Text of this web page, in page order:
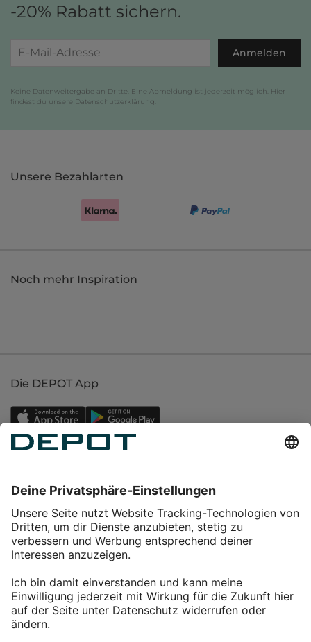
-20% Rabatt sichern.
Anmelden
Keine Datenweitergabe an Dritte. Eine Abmeldung ist jederzeit möglich. Hier
findest du unsere Datenschutzerklärung
Unsere Bezahlarten
Noch mehr Inspiration
Die DEPOT App
Service
Über DEPOT
Kontakt